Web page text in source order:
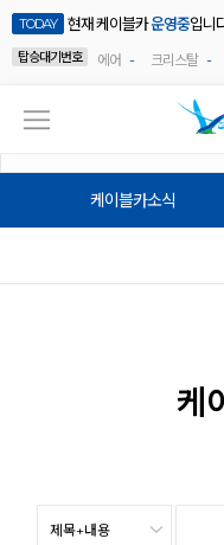
TODAY 현재 케이블카운영중입니
탑승대기번호
에어 - 크리스탈 -
케이블카소식
케